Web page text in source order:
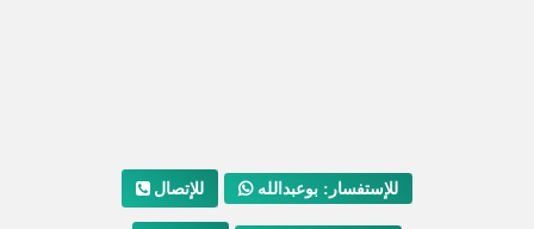
للإتصال للإستفسار: بوعبدالله